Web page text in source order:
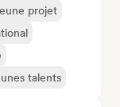
projet
talents